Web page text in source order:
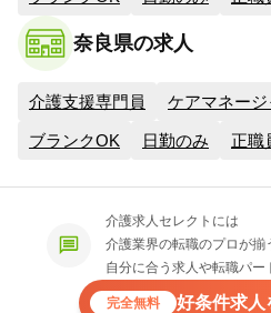
奈良県の求人
介護支援専門員 ケアマネージ
ブランクOK 日勤のみ 正職
介護求人セレクトには
介護業界の転職のプロが揃
自分に合う求人や転職パー
完全無料 好条件求人